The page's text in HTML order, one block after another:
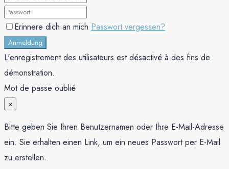
Erinnere dich an mich Passwort vergessen?
Anmeldung
L'enregistrement des utilisateurs est désactivé à des fins de
démonstration.
Mot de passe oublié
×
Bitte geben Sie Ihren Benutzernamen oder Ihre E-Mail-Adresse
ein. Sie erhalten einen Link, um ein neues Passwort per E-Mail
zu erstellen.